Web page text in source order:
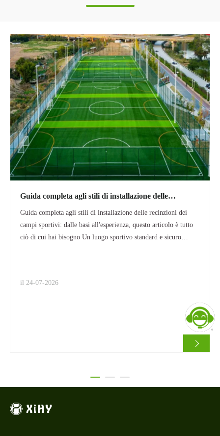
Guida completa agli stili di installazione delle
bisogno
Guida completa agli stili di installazione delle recinzioni dei
campi sportivi: dalle basi all'esperienza, questo articolo è tutto
ciò di cui hai bisogno Un luogo sportivo standard e sicuro
il 24-07-2026